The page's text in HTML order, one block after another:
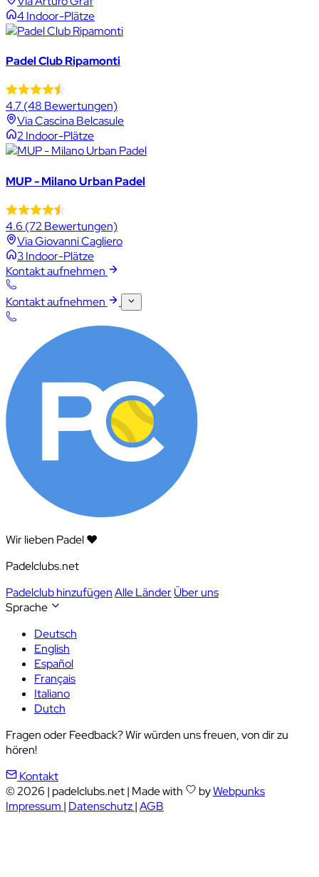
4 Indoor-Plätze
Padel Club Ripamonti
4.7(48 Bewertungen)
Via Cascina Belcasule
2 Indoor-Plätze
MUP - Milano Urban Padel
4.6 (72 Bewertungen)
Via Giovanni Cagliero
3 Indoor-Plätze
Kontakt aufnehmen
Kontakt aufnehmen
Wir lieben Padel ❤️
Padelclubs.net
Padelclub hinzufügenAlle LänderÜber uns
Sprache
Deutsch
English
Español
Français
Italiano
Dutch
Fragen oder Feedback? Wir würden uns freuen, von dir zu
hören!
Kontakt
© 2026 | padelclubs.net| Made with byWebpunks
Impressum | Datenschutz|AGB